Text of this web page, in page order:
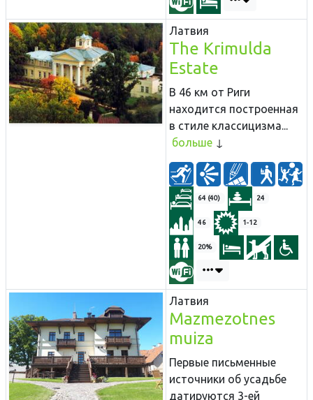
Латвия
The Krimulda
Estate
В 46 км от Риги
находится построенная
в стиле классицизма...
больше
64 (40) 24
46 1-12
20%
Латвия
Mazmezotnes
muiza
Первые письменные
источники об усадьбе
датируются 3-ей